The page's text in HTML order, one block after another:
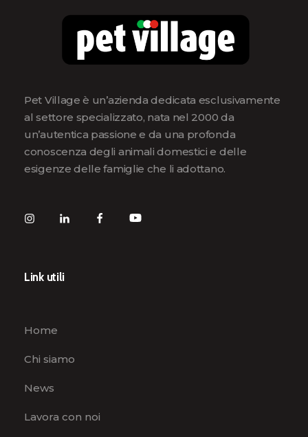
Pet Village è un’azienda dedicata esclusivamente
al settore specializzato, nata nel 2000 da
un’autentica passione e da una profonda
conoscenza degli animali domestici e delle
esigenze delle famiglie che li adottano.
Link utili
Home
Chi siamo
News
Lavora con noi